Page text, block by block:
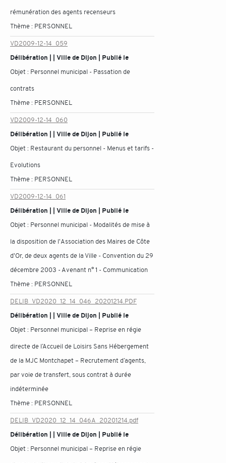
rémunération des agents recenseurs
Thème : PERSONNEL
VD2009-12-14_059
Délibération | | Ville de Dijon | Publié le
Objet : Personnel municipal - Passation de
contrats
Thème : PERSONNEL
VD2009-12-14_060
Délibération | | Ville de Dijon | Publié le
Objet : Restaurant du personnel - Menus et tarifs -
Evolutions
Thème : PERSONNEL
VD2009-12-14_061
Délibération | | Ville de Dijon | Publié le
Objet : Personnel municipal - Modalités de mise à
la disposition de l'Association des Maires de Côte
d'Or, de deux agents de la Ville - Convention du 29
décembre 2003 - Avenant n° 1 - Communication
Thème : PERSONNEL
DELIB_VD2020_12_14_046_20201214.PDF
Délibération | | Ville de Dijon | Publié le
Objet : Personnel municipal – Reprise en régie
directe de l’Accueil de Loisirs Sans Hébergement
de la MJC Montchapet – Recrutement d’agents,
par voie de transfert, sous contrat à durée
indéterminée
Thème : PERSONNEL
DELIB_VD2020_12_14_046A_20201214.pdf
Délibération | | Ville de Dijon | Publié le
Objet : Personnel municipal – Reprise en régie